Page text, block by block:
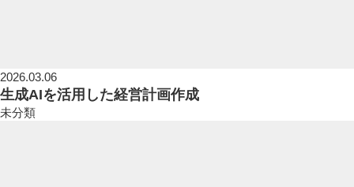
2026.03.06
生成AIを活用した経営計画作成
未分類